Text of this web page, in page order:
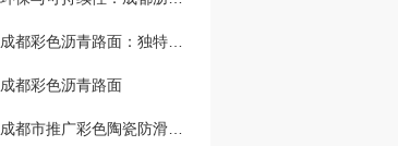
成都彩色沥青路面：独特色彩点缀城市风貌
成都彩色沥青路面
成都市推广彩色陶瓷防滑路面工程助力城市智慧交通